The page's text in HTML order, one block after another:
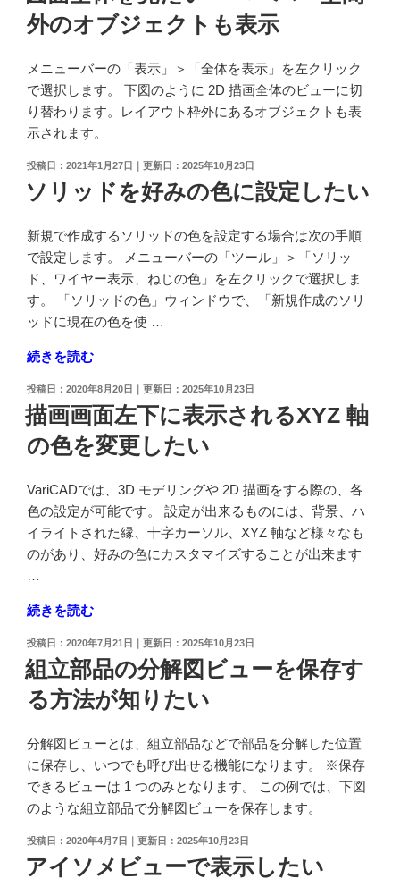
変
更
方
法
が
知
り
い"
の
外のオブジェクトも表示
メニューバーの「表示」＞「全体を表示」を左クリック
で選択します。 下図のように 2D 描画全体のビューに切
り替わります。レイアウト枠外にあるオブジェクトも表
示されます。
投
日:
2021年1月27日 2025年10月23日
ソリッドを好みの色に設定したい
新規で作成するソリッドの色を設定する場合は次の手順
で設定します。 メニューバーの「ツール」＞「ソリッ
ド、ワイヤー表示、ねじの色」を左クリックで選択しま
す。 「ソリッドの色」ウィンドウで、「新規作成のソリ
ッドに現在の色を使 …
"ソ
ッ
ド
を
み
の
色
に
し
た
い"
の
続きを読む
投
稿
日:
2020年8月20日 2025年10月23日
描画画面左下に表示されるXYZ 軸
の色を変更したい
VariCADでは、3D モデリングや 2D 描画をする際の、各
色の設定が可能です。 設定が出来るものには、背景、ハ
イライトされた縁、十字カーソル、XYZ 軸など様々なも
のがあり、好みの色にカスタマイズすることが出来ます
…
"描
画
面
左
に
表
示
さ
る
XYZ
続きを読む
投
稿
日:
2020年7月21日 2025年10月23日
組立部品の分解図ビューを保存す
る方法が知りたい
分解図ビューとは、組立部品などで部品を分解した位置
に保存し、いつでも呼び出せる機能になります。 ※保存
できるビューは 1 つのみとなります。 この例では、下図
のような組立部品で分解図ビューを保存します。
投
日:
2020年4月7日 2025年10月23日
アイソメビューで表示したい